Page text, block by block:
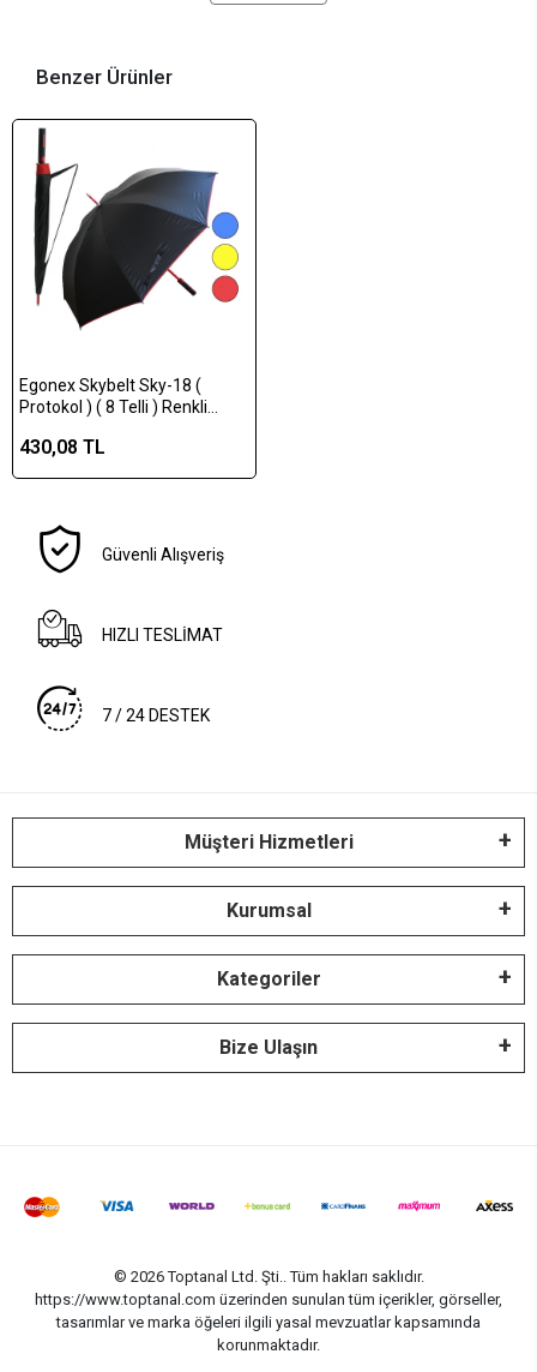
Benzer Ürünler
Egonex Skybelt Sky-18 (
Protokol ) ( 8 Telli ) Renkli
430,08 TL
Güvenli Alışveriş
HIZLI TESLİMAT
7 / 24 DESTEK
Müşteri Hizmetleri
Kurumsal
Kategoriler
Bize Ulaşın
© 2026 Toptanal Ltd. Şti.. Tüm hakları saklıdır.
https://www.toptanal.com üzerinden sunulan tüm içerikler, görseller,
tasarımlar ve marka öğeleri ilgili yasal mevzuatlar kapsamında
korunmaktadır.